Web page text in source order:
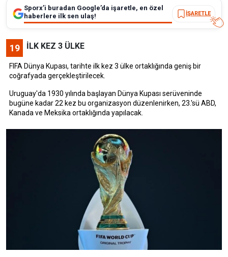
Sporx’i buradan Google’da işaretle, en özel
haberlere ilk sen ulaş!
İŞARETLE
19 İLK KEZ 3 ÜLKE
FIFA Dünya Kupası, tarihte ilk kez 3 ülke ortaklığında geniş bir
coğrafyada gerçekleştirilecek.
Uruguay'da 1930 yılında başlayan Dünya Kupası serüveninde
bugüne kadar 22 kez bu organizasyon düzenlenirken, 23.'sü ABD,
Kanada ve Meksika ortaklığında yapılacak.